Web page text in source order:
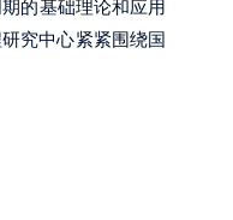
的基础理论和应用
究中心紧紧围绕国